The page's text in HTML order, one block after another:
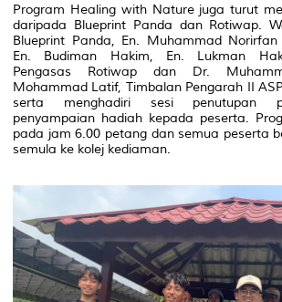
Program Healing with Naturejuga turut
daripada Blueprint Panda dan Rotiwap.
Blueprint Panda, En. Muhammad
En. Budiman Hakim, En. Lukman
Pengasas Rotiwap dan Dr.
Mohammad Latif, Timbalan Pengarah II
serta menghadiri sesi penutupan
penyampaian hadiah kepada peserta.
pada jam 6.00 petang dan semua peserta
semula ke kolej kediaman.